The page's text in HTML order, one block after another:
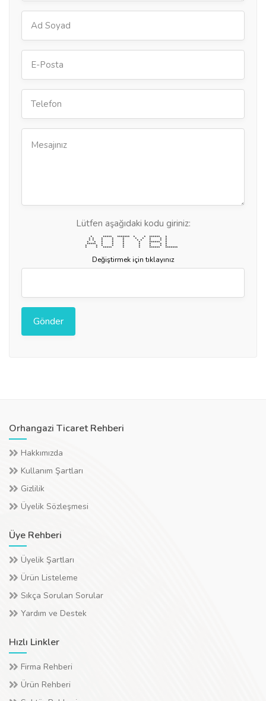
Lütfen aşağıdaki kodu giriniz:
* ***** ******* * * ****** *
* * * * * * * * * *
* * * * * * * * * *
* * * * * * ****** *
***** * * * * * * *
* * * * * * * * *
* * ***** * * ****** *******
Değiştirmek için tıklayınız
Orhangazi Ticaret Rehberi
Hakkımızda
Kullanım Şartları
Gizlilik
Üyelik Sözleşmesi
Üye Rehberi
Üyelik Şartları
Ürün Listeleme
Sıkça Sorulan Sorular
Yardım ve Destek
Hızlı Linkler
Firma Rehberi
Ürün Rehberi